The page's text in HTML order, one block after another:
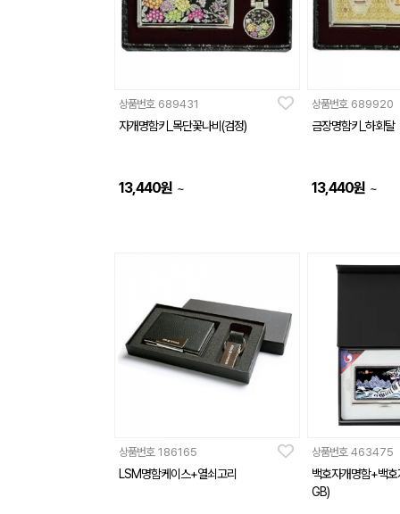
상품번호 689431
자개명함키_목단꽃나비(검정)
13,440원 ~
상품번호 689920
금장명함키_하회탈
13,440원 ~
상품번호 186165
LSM명함케이스+열쇠고리
상품번호 463475
백호자개명함+백
GB)